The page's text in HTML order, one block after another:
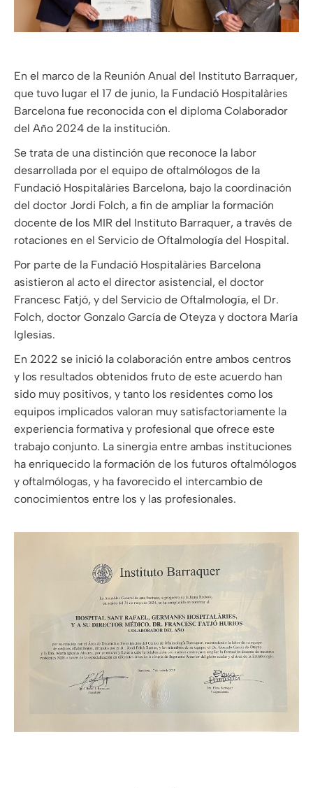
En el marco de la Reunión Anual del Instituto Barraquer,
que tuvo lugar el 17 de junio, la Fundació Hospitalàries
Barcelona fue reconocida con el diploma Colaborador
del Año 2024 de la institución.
Se trata de una distinción que reconoce la labor
desarrollada por el equipo de oftalmólogos de la
Fundació Hospitalàries Barcelona, ​​bajo la coordinación
del doctor Jordi Folch, a fin de ampliar la formación
docente de los MIR del Instituto Barraquer, a través de
rotaciones en el Servicio de Oftalmología del Hospital.
Por parte de la Fundació Hospitalàries Barcelona
asistieron al acto el director asistencial, el doctor
Francesc Fatjó, y del Servicio de Oftalmología, el Dr.
Folch, doctor Gonzalo García de Oteyza y doctora María
Iglesias.
En 2022 se inició la colaboración entre ambos centros
y los resultados obtenidos fruto de este acuerdo han
sido muy positivos, y tanto los residentes como los
equipos implicados valoran muy satisfactoriamente la
experiencia formativa y profesional que ofrece este
trabajo conjunto. La sinergia entre ambas instituciones
ha enriquecido la formación de los futuros oftalmólogos
y oftalmólogas, y ha favorecido el intercambio de
conocimientos entre los y las profesionales.